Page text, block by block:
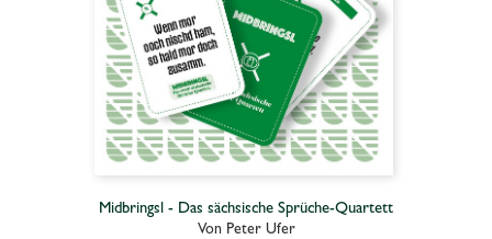
Midbringsl - Das sächsische Sprüche-Quartett
Von Peter Ufer